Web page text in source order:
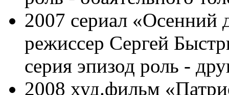
2007 сериал «Осенний
режиссер Сергей
серия эпизод роль -
2008 худ.фильм